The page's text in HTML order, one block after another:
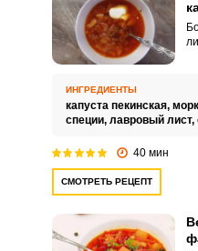
ИНГРЕДИЕНТЫ
капуста пекинская,
специи, лавровый лист,
40 мин
СМОТРЕТЬ РЕЦЕПТ